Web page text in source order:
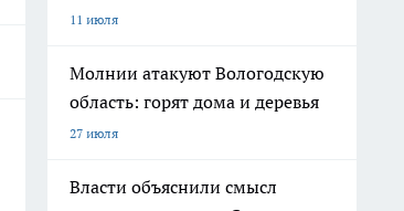
11 июля
Молнии атакуют Вологодскую
область: горят дома и деревья
27 июля
Власти объяснили смысл